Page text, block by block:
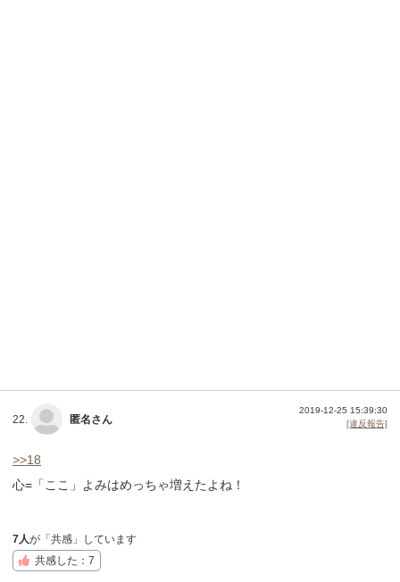
22. 匿名さん
2019-12-25 15:39:30
[違反報告]
>>18
心=「ここ」よみはめっちゃ増えたよね！
7人が「共感」しています
共感した：7